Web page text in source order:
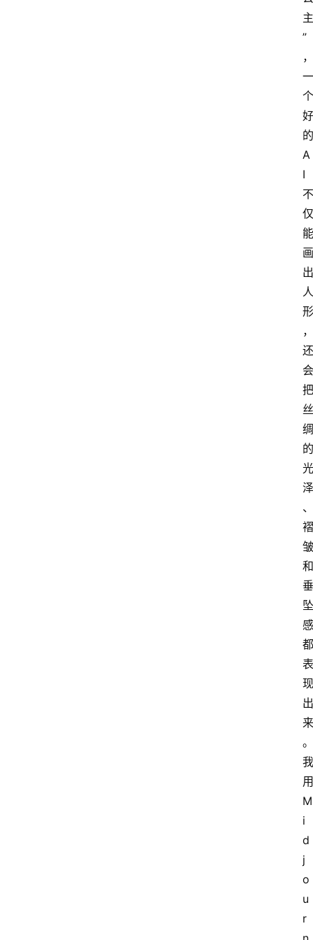
主
”
，
一
个
好
的
A
I
不
仅
能
画
出
人
形
，
还
会
把
丝
绸
的
光
泽
、
褶
皱
和
垂
坠
感
都
表
现
出
来
。
我
用
M
i
d
j
o
u
r